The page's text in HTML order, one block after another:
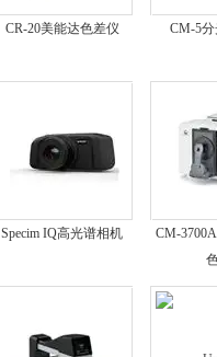
CR-20美能达色差仪 CM-5
Specim IQ高光谱相机
CM-